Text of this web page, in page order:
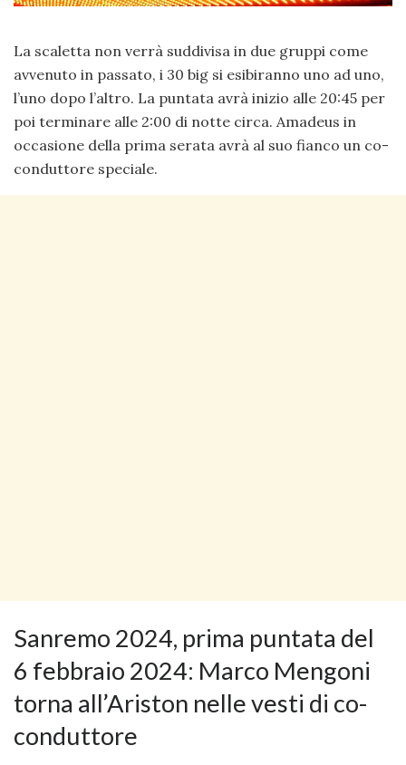
La scaletta non verrà suddivisa in due gruppi come
avvenuto in passato, i 30 big si esibiranno uno ad uno,
l’uno dopo l’altro. La puntata avrà inizio alle 20:45 per
poi terminare alle 2:00 di notte circa. Amadeus in
occasione della prima serata avrà al suo fianco un co-
conduttore speciale.
Sanremo 2024, prima puntata del
6 febbraio 2024: Marco Mengoni
torna all’Ariston nelle vesti di co-
conduttore